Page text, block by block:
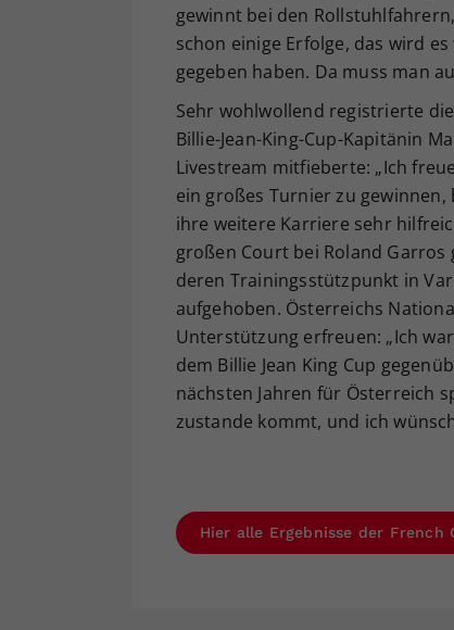
gewinnt bei den
schon einige Erfolge, das wird
gegeben haben. Da muss man
Sehr wohlwollend registrierte
Billie-Jean-King-Cup-Kapitänin
Livestream mitfieberte: „Ich
ein großes Turnier zu
ihre weitere Karriere sehr
großen Court bei Roland
deren Trainingsstützpunkt in
aufgehoben. Österreichs
Unterstützung erfreuen: „Ich
dem Billie Jean King Cup
nächsten Jahren für Österreich
zustande kommt, und ich
Hier alle Ergebnisse der French